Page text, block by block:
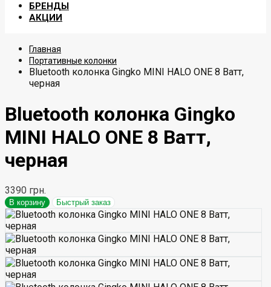
БРЕНДЫ
АКЦИИ
Главная
Портативные колонки
Bluetooth колонка Gingko MINI HALO ONE 8 Ватт,
черная
Bluetooth колонка Gingko
MINI HALO ONE 8 Ватт,
черная
3390 грн.
В корзину Быстрый заказ